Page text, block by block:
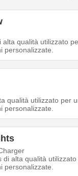
alta qualità utilizzato
personalizzate.
qualità utilizzato per
personalizzate.
di alta qualità
personalizzate.